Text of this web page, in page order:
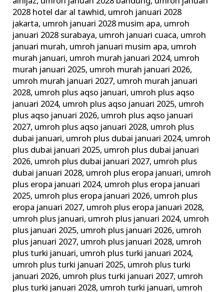
2028 hotel dar al tawhid, umroh januari 2028
jakarta, umroh januari 2028 musim apa, umroh
januari 2028 surabaya, umroh januari cuaca, umroh
januari murah, umroh januari musim apa, umroh
murah januari, umroh murah januari 2024, umroh
murah januari 2025, umroh murah januari 2026,
umroh murah januari 2027, umroh murah januari
2028, umroh plus aqso januari, umroh plus aqso
januari 2024, umroh plus aqso januari 2025, umroh
plus aqso januari 2026, umroh plus aqso januari
2027, umroh plus aqso januari 2028, umroh plus
dubai januari, umroh plus dubai januari 2024, umroh
plus dubai januari 2025, umroh plus dubai januari
2026, umroh plus dubai januari 2027, umroh plus
dubai januari 2028, umroh plus eropa januari, umroh
plus eropa januari 2024, umroh plus eropa januari
2025, umroh plus eropa januari 2026, umroh plus
eropa januari 2027, umroh plus eropa januari 2028,
umroh plus januari, umroh plus januari 2024, umroh
plus januari 2025, umroh plus januari 2026, umroh
plus januari 2027, umroh plus januari 2028, umroh
plus turki januari, umroh plus turki januari 2024,
umroh plus turki januari 2025, umroh plus turki
januari 2026, umroh plus turki januari 2027, umroh
plus turki januari 2028, umroh turki januari, umroh